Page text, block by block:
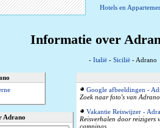
Hotels en
Informatie over
- Italië - Sicilië - Adrano
Adrano
Google afbeeldingen -
Zoek naar foto's van
Vakantie Reiswijzer -
Reisverhalen door reizigers
campings